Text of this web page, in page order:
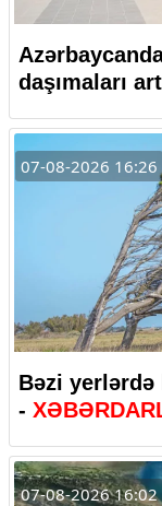
daşımaları
07-08-2026 16:26
Bəzi
-
07-08-2026 16:02